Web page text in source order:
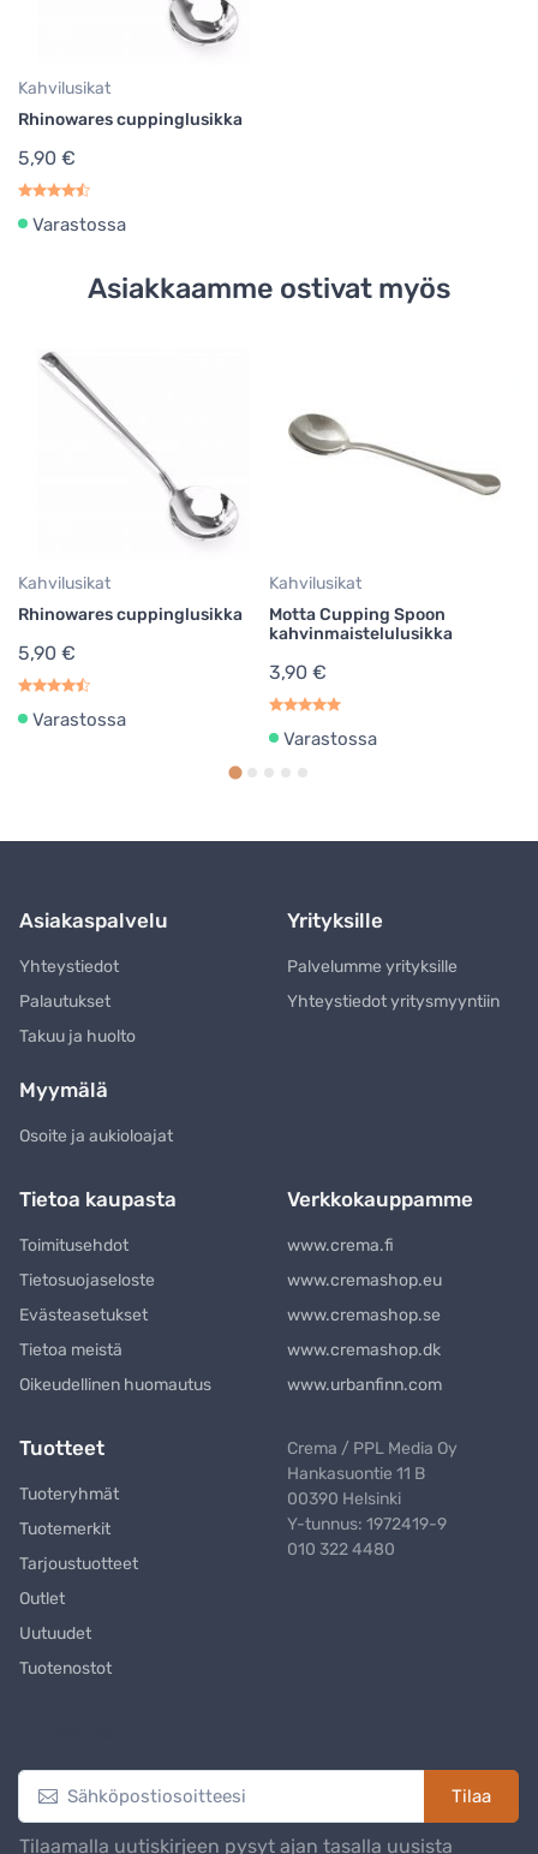
Kahvilusikat
Rhinowares cuppinglusikka
5,90 €
Varastossa
Asiakkaamme ostivat myös
Kahvilusikat
Rhinowares cuppinglusikka
5,90 €
Varastossa
Kahvilusikat
Motta Cupping Spoon
kahvinmaistelulusikka
3,90 €
Varastossa
Asiakaspalvelu
Yhteystiedot
Palautukset
Takuu ja huolto
Yrityksille
Palvelumme yrityksille
Yhteystiedot yritysmyyntiin
Myymälä
Osoite ja aukioloajat
Tietoa kaupasta
Toimitusehdot
Tietosuojaseloste
Evästeasetukset
Tietoa meistä
Oikeudellinen huomautus
Verkkokauppamme
www.crema.fi
www.cremashop.eu
www.cremashop.se
www.cremashop.dk
www.urbanfinn.com
Tuotteet
Tuoteryhmät
Tuotemerkit
Tarjoustuotteet
Outlet
Uutuudet
Tuotenostot
Crema / PPL Media Oy
Hankasuontie 11 B
00390 Helsinki
Y-tunnus: 1972419-9
010 322 4480
Tilaa
Tilaamalla uutiskirjeen pysyt ajan tasalla uusista